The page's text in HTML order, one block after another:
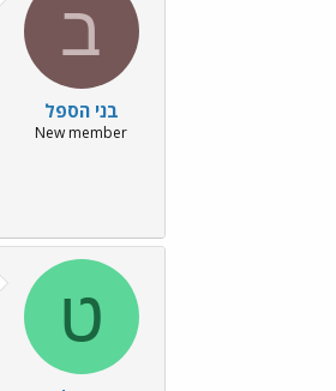
ב
בני הספל
New member
ט